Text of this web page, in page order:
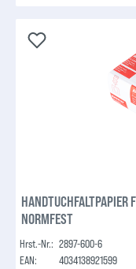
NORMFEST
Hrst.-Nr.: 2897-600-6
EAN:
4034138921599